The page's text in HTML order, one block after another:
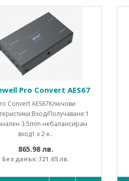
Pro Convert AES67
Convert AES67Ключови
Получаване:1
3.5mm небалансиран
вход1 x 2-к..
865.98 лв.
Без данък:721.65 лв.